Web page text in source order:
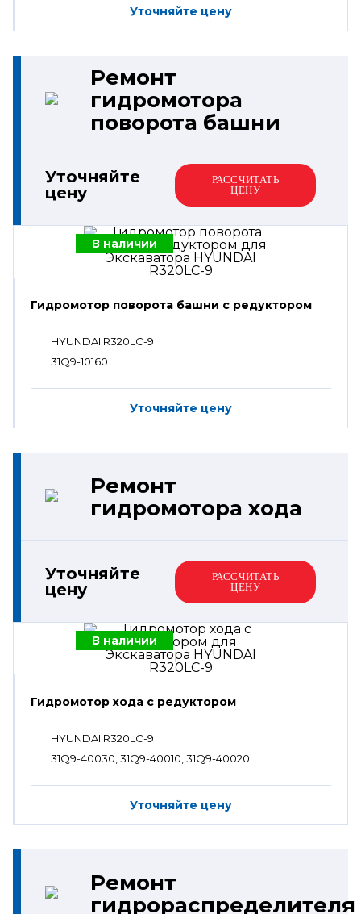
Уточняйте цену
Ремонт
гидромотора
поворота башни
Уточняйте
цену
РАССЧИТАТЬ
ЦЕНУ
В наличии
Гидромотор поворота башни с редуктором
HYUNDAI R320LC-9
31Q9-10160
Уточняйте цену
Ремонт
гидромотора хода
Уточняйте
цену
РАССЧИТАТЬ
ЦЕНУ
В наличии
Гидромотор хода с редуктором
HYUNDAI R320LC-9
31Q9-40030, 31Q9-40010, 31Q9-40020
Уточняйте цену
Ремонт
гидрораспределителя